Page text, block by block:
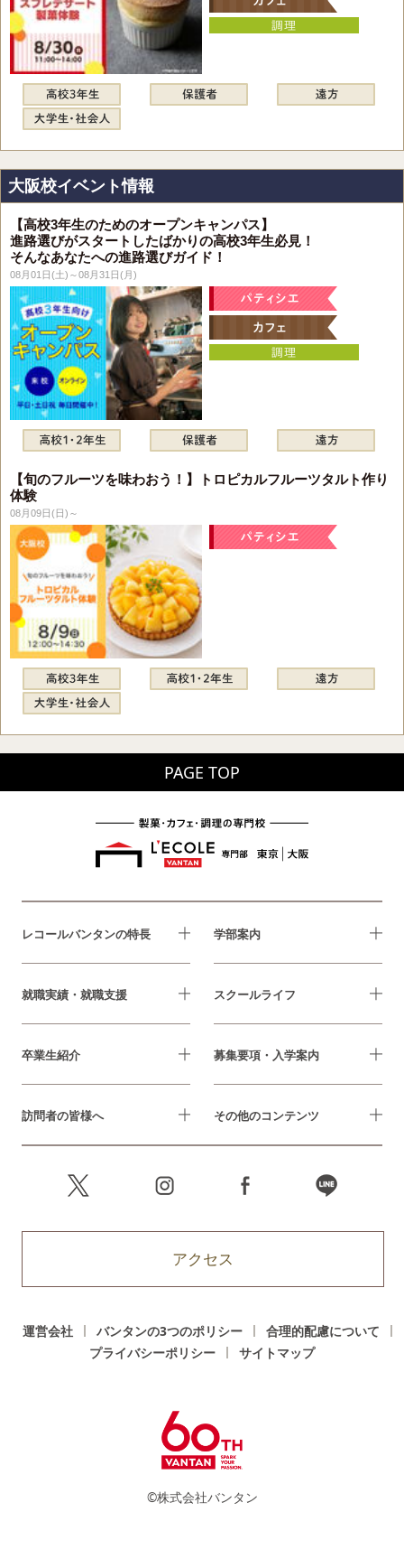
大阪校イベント情報
【高校3年生のためのオープンキャンパス】
進路選びがスタートしたばかりの高校3年生必見！
そんなあなたへの進路選びガイド！
08月01日(土)～08月31日(月)
【旬のフルーツを味わおう！】トロピカルフルーツタルト作り
体験
08月09日(日)～
PAGE TOP
レコールバンタンの特長 学部案内
就職実績・就職支援 スクールライフ
卒業生紹介 募集要項・入学案内
訪問者の皆様へ その他のコンテンツ
アクセス
運営会社 バンタンの3つのポリシー
合理的配慮について
プライバシーポリシー
サイトマップ
©株式会社バンタン